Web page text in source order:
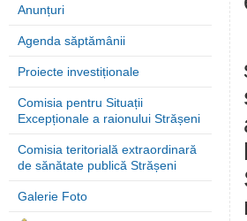
Anunțuri
Agenda săptămânii
Proiecte investiționale
Comisia pentru Situații
Excepționale a raionului Strășeni
Comisia teritorială extraordinară
de sănătate publică Strășeni
Galerie Foto